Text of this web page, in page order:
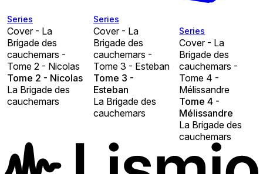
Series
Cover - La
Brigade des
cauchemars -
Tome 2 - Nicolas
Tome 2 - Nicolas
La Brigade des
cauchemars
Series
Cover - La
Brigade des
cauchemars -
Tome 3 - Esteban
Tome 3 -
Esteban
La Brigade des
cauchemars
Series
Cover - La
Brigade des
cauchemars -
Tome 4 -
Mélissandre
Tome 4 -
Mélissandre
La Brigade des
cauchemars